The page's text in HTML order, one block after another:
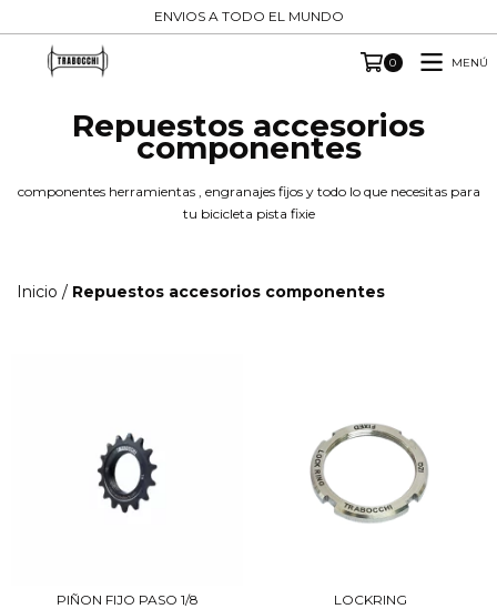
ENVIOS A TODO EL MUNDO
0 MENÚ
Repuestos accesorios
componentes
componentes herramientas , engranajes fijos y todo lo que necesitas para
tu bicicleta pista fixie
Inicio / Repuestos accesorios componentes
PIÑON FIJO PASO 1/8 LOCKRING